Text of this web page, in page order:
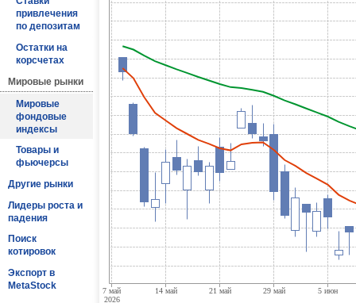
привлечения
по депозитам
Остатки на
корсчетах
Мировые рынки
Мировые
фондовые
индексы
Товары и
фьючерсы
Другие рынки
Лидеры роста и
падения
Поиск
котировок
Экспорт в
MetaStock